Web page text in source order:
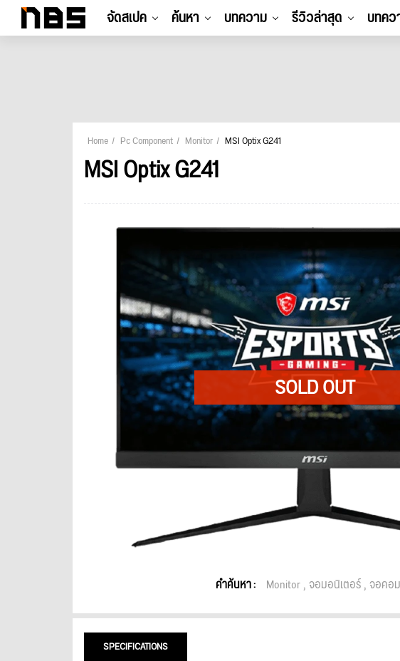
จัดสเปค ค้นหา บทความ รีวิวล่าสุด บทค
Home Pc Component Monitor MSI Optix G241
MSI Optix G241
คำค้นหา : Monitor จอมอนิเตอร์ จอคอม
SPECIFICATIONS